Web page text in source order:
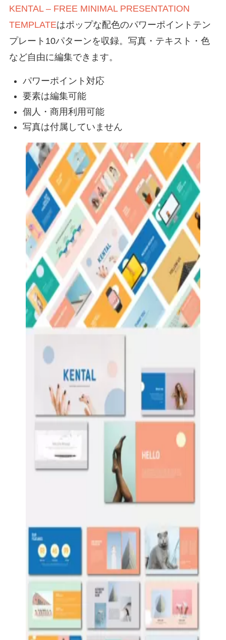
KENTAL – FREE MINIMAL PRESENTATION
TEMPLATEはポップな配色のパワーポイントテン
プレート10パターンを収録。写真・テキスト・色
など自由に編集できます。
パワーポイント対応
要素は編集可能
個人・商用利用可能
写真は付属していません